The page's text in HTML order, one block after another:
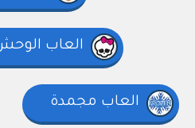
العاب
العاب مجمدة